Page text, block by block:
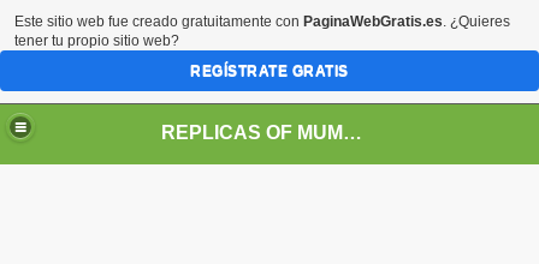
REPLICAS OF MUMMIES FROM THE CHINCHORRO CULTURE
Este sitio web fue creado gratuitamente con PaginaWebGratis.es. ¿Quieres
tener tu propio sitio web?
REGÍSTRATE GRATIS